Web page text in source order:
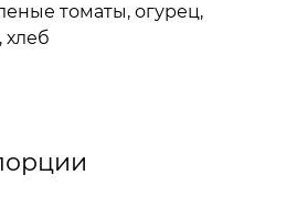
томаты, огурец,